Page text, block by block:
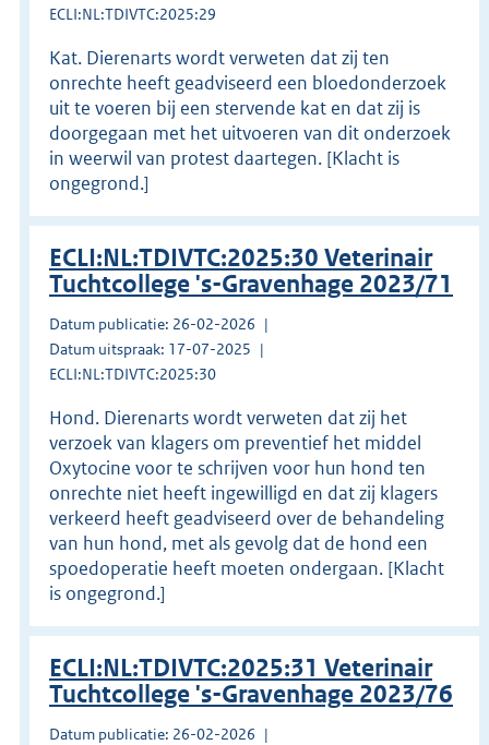
ECLI:NL:TDIVTC:2025:29
Kat. Dierenarts wordt verweten dat zij ten
onrechte heeft geadviseerd een bloedonderzoek
uit te voeren bij een stervende kat en dat zij is
doorgegaan met het uitvoeren van dit onderzoek
in weerwil van protest daartegen. [Klacht is
ongegrond.]
ECLI:NL:TDIVTC:2025:30 Veterinair
Tuchtcollege 's-Gravenhage 2023/71
Datum publicatie: 26-02-2026
Datum uitspraak: 17-07-2025
ECLI:NL:TDIVTC:2025:30
Hond. Dierenarts wordt verweten dat zij het
verzoek van klagers om preventief het middel
Oxytocine voor te schrijven voor hun hond ten
onrechte niet heeft ingewilligd en dat zij klagers
verkeerd heeft geadviseerd over de behandeling
van hun hond, met als gevolg dat de hond een
spoedoperatie heeft moeten ondergaan. [Klacht
is ongegrond.]
ECLI:NL:TDIVTC:2025:31 Veterinair
Tuchtcollege 's-Gravenhage 2023/76
Datum publicatie: 26-02-2026